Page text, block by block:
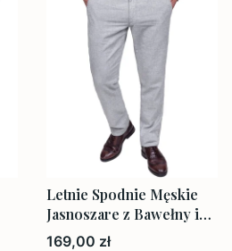
Letnie Spodnie Męskie
Jasnoszare z Bawełny i
Lnu
Cena
169,00 zł